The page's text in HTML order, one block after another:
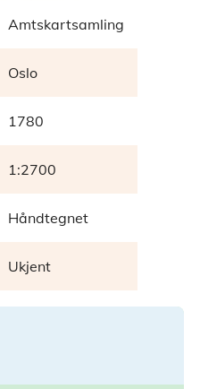
Amtskartsamling
Oslo
1780
1:2700
Håndtegnet
Ukjent